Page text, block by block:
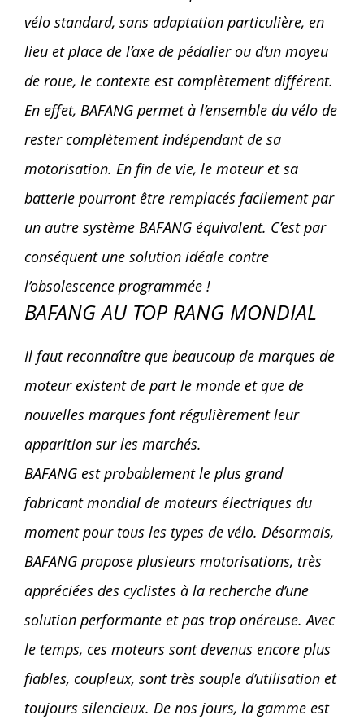
vélo standard, sans adaptation particulière, en
lieu et place de l’axe de pédalier ou d’un moyeu
de roue, le contexte est complètement différent.
En effet, BAFANG permet à l’ensemble du vélo de
rester complètement indépendant de sa
motorisation. En fin de vie, le moteur et sa
batterie pourront être remplacés facilement par
un autre système BAFANG équivalent. C’est par
conséquent une solution idéale contre
l’obsolescence programmée !
BAFANG AU TOP RANG MONDIAL
Il faut reconnaître que beaucoup de marques de
moteur existent de part le monde et que de
nouvelles marques font régulièrement leur
apparition sur les marchés.
BAFANG est probablement le plus grand
fabricant mondial de moteurs électriques du
moment pour tous les types de vélo. Désormais,
BAFANG propose plusieurs motorisations, très
appréciées des cyclistes à la recherche d’une
solution performante et pas trop onéreuse. Avec
le temps, ces moteurs sont devenus encore plus
fiables, coupleux, sont très souple d’utilisation et
toujours silencieux. De nos jours, la gamme est